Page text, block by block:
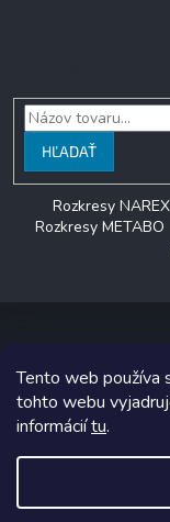
Tento web používa
tohto webu
informáciítu.
HĽADAŤ
Rozkresy NAREX
Rozkresy METABO
Copyright 2026
Grafický návrh